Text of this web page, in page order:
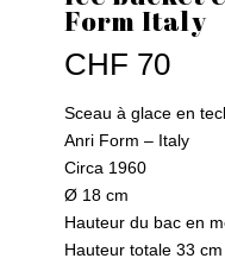
Form Italy
CHF 70
Sceau à glace en
Anri Form – Italy
Circa 1960
Ø 18 cm
Hauteur du bac en
Hauteur totale 33 cm